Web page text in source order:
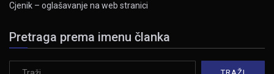
Cjenik – oglašavanje na web stranici
Pretraga prema imenu članka